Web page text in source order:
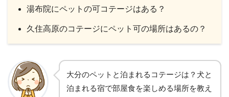
湯布院にペットの可コテージはある？
久住高原のコテージにペット可の場所はあるの？
大分のペットと泊まれるコテージは？犬と
泊まれる宿で部屋食を楽しめる場所を教え